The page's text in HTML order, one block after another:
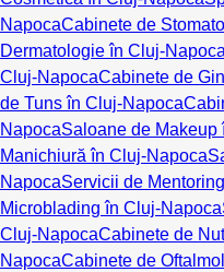
NapocaCabinete de
Dermatologie în Cluj-Napoca
Cluj-NapocaCabinete de
de Tuns în Cluj-Napoca
NapocaSaloane de Makeup
Manichiură în Cluj-Napoca
NapocaServicii de
Microblading în Cluj-Napoca
Cluj-NapocaCabinete de
NapocaCabinete de